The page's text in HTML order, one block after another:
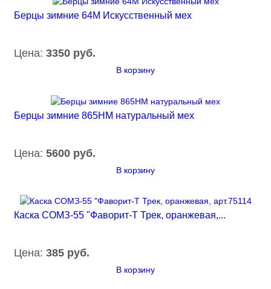
Берцы зимние 64М Искусственный мех
Цена: 3350 руб.
В корзину
Берцы зимние 865НМ натуральный мех
Цена: 5600 руб.
В корзину
Каска СОМЗ-55 "Фаворит-Т Трек, оранжевая,...
Цена: 385 руб.
В корзину